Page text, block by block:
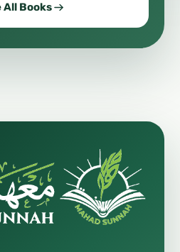
All Books